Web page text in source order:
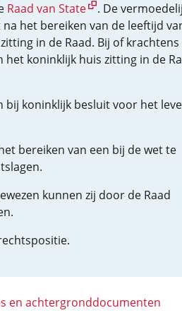
Raad van State
. De
het bereiken van de leeftijd
in de Raad. Bij of krachtens
het koninklijk huis zitting in de
bij koninklijk besluit voor het
bereiken van een bij de wet te
kunnen zij door de Raad
en achtergronddocumenten